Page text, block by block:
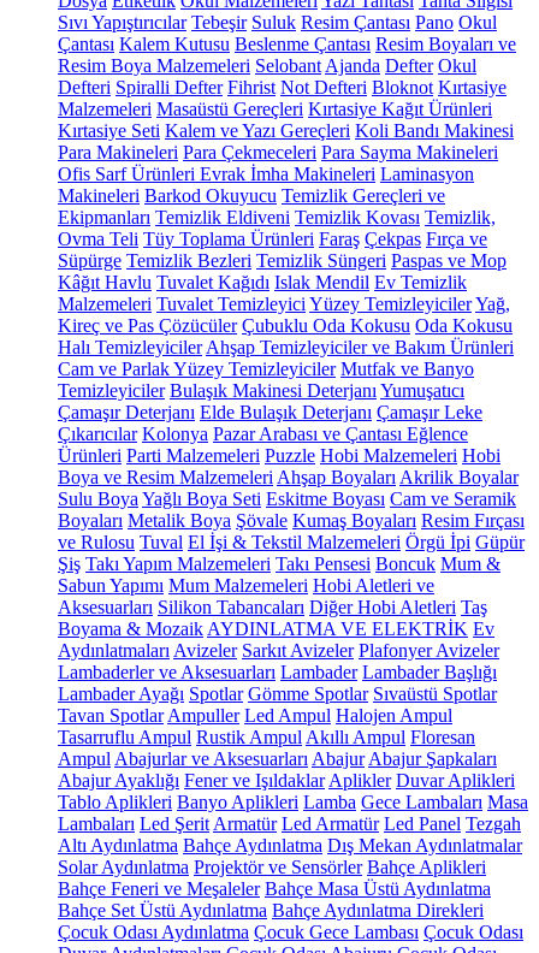
Sıvı Yapıştırıcılar Tebeşir Suluk Resim Çantası Pano Okul
Çantası Kalem Kutusu Beslenme Çantası Resim Boyaları ve
Resim Boya Malzemeleri Selobant Ajanda Defter Okul
Defteri Spiralli Defter Fihrist Not Defteri Bloknot Kırtasiye
Malzemeleri Masaüstü Gereçleri Kırtasiye Kağıt Ürünleri
Kırtasiye Seti Kalem ve Yazı Gereçleri Koli Bandı Makinesi
Para Makineleri Para Çekmeceleri Para Sayma Makineleri
Ofis Sarf Ürünleri Evrak İmha Makineleri Laminasyon
Makineleri Barkod Okuyucu Temizlik Gereçleri ve
Ekipmanları Temizlik Eldiveni Temizlik Kovası Temizlik,
Ovma Teli Tüy Toplama Ürünleri Faraş Çekpas Fırça ve
Süpürge Temizlik Bezleri Temizlik Süngeri Paspas ve Mop
Kâğıt Havlu Tuvalet Kağıdı Islak Mendil Ev Temizlik
Malzemeleri Tuvalet Temizleyici Yüzey TemizleyicilerYağ,
Kireç ve Pas Çözücüler Çubuklu Oda Kokusu Oda Kokusu
Halı Temizleyiciler Ahşap Temizleyiciler ve Bakım Ürünleri
Cam ve Parlak Yüzey Temizleyiciler Mutfak ve Banyo
Temizleyiciler Bulaşık Makinesi Deterjanı Yumuşatıcı
Çamaşır Deterjanı Elde Bulaşık Deterjanı Çamaşır Leke
Çıkarıcılar Kolonya Pazar Arabası ve Çantası Eğlence
Ürünleri Parti Malzemeleri Puzzle Hobi Malzemeleri Hobi
Boya ve Resim Malzemeleri Ahşap Boyaları Akrilik Boyalar
Sulu Boya Yağlı Boya Seti Eskitme Boyası Cam ve Seramik
Boyaları Metalik Boya Şövale Kumaş Boyaları Resim Fırçası
ve Rulosu Tuval El İşi & Tekstil Malzemeleri Örgü İpi Güpür
Şiş Takı Yapım Malzemeleri Takı Pensesi Boncuk Mum &
Sabun Yapımı Mum Malzemeleri Hobi Aletleri ve
Aksesuarları Silikon Tabancaları Diğer Hobi Aletleri Taş
Boyama & Mozaik AYDINLATMA VE ELEKTRİK Ev
Aydınlatmaları Avizeler Sarkıt Avizeler Plafonyer Avizeler
Lambaderler ve Aksesuarları Lambader Lambader Başlığı
Lambader Ayağı Spotlar Gömme Spotlar Sıvaüstü Spotlar
Tavan Spotlar Ampuller Led Ampul Halojen Ampul
Tasarruflu Ampul Rustik Ampul Akıllı Ampul Floresan
Ampul Abajurlar ve Aksesuarları Abajur Abajur Şapkaları
Abajur Ayaklığı Fener ve Işıldaklar Aplikler Duvar Aplikleri
Tablo Aplikleri Banyo Aplikleri Lamba Gece Lambaları Masa
Lambaları Led Şerit Armatür Led Armatür Led Panel Tezgah
Altı Aydınlatma Bahçe Aydınlatma Dış Mekan Aydınlatmalar
Solar Aydınlatma Projektör ve Sensörler Bahçe Aplikleri
Bahçe Feneri ve Meşaleler Bahçe Masa Üstü Aydınlatma
Bahçe Set Üstü Aydınlatma Bahçe Aydınlatma Direkleri
Çocuk Odası Aydınlatma Çocuk Gece Lambası Çocuk Odası